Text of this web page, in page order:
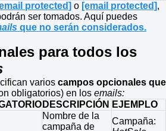
protected] o [email protected],
ser tomados. Aquí puedes
que no serán considerados.
para todos los
varios campos opcionales que
obligatorios) en los emails:
DESCRIPCIÓN EJEMPLO
Nombre de la
campaña de
Campaña: